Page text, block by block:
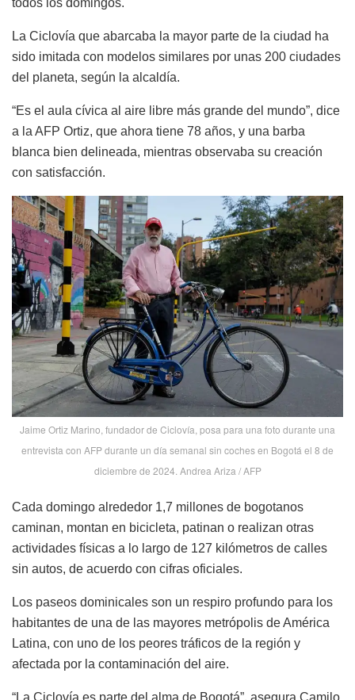
todos los domingos.
La Ciclovía que abarcaba la mayor parte de la ciudad ha
sido imitada con modelos similares por unas 200 ciudades
del planeta, según la alcaldía.
“Es el aula cívica al aire libre más grande del mundo”, dice
a la AFP Ortiz, que ahora tiene 78 años, y una barba
blanca bien delineada, mientras observaba su creación
con satisfacción.
Jaime Ortiz Marino, fundador de Ciclovía, posa para una foto durante una
entrevista con AFP durante un día semanal sin coches en Bogotá el 8 de
diciembre de 2024. Andrea Ariza / AFP
Cada domingo alrededor 1,7 millones de bogotanos
caminan, montan en bicicleta, patinan o realizan otras
actividades físicas a lo largo de 127 kilómetros de calles
sin autos, de acuerdo con cifras oficiales.
Los paseos dominicales son un respiro profundo para los
habitantes de una de las mayores metrópolis de América
Latina, con uno de los peores tráficos de la región y
afectada por la contaminación del aire.
“La Ciclovía es parte del alma de Bogotá”, asegura Camilo